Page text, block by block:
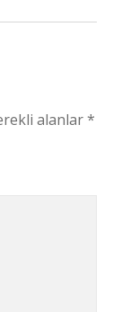
alanlar*